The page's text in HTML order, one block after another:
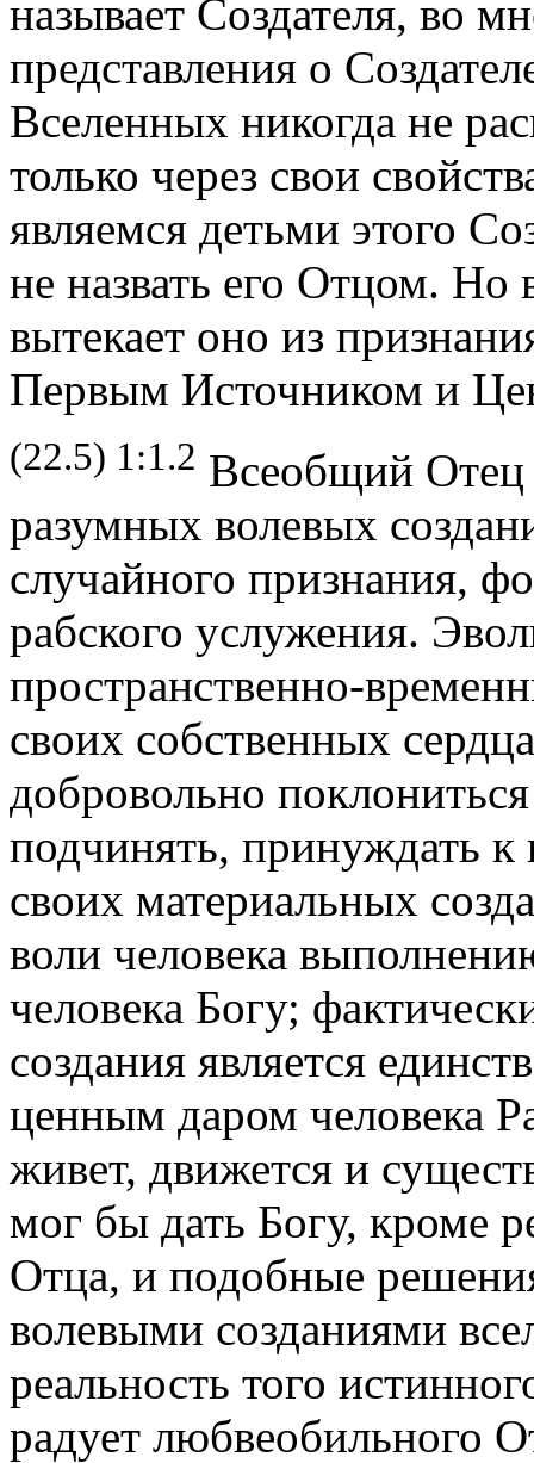
называет Создателя, во
представления о
Вселенных никогда не
только через свои
являемся детьми этого
не назвать его Отцом.
вытекает оно из
Первым Источником и
(22.5) 1:1.2 Всеобщий Отец
разумных волевых
случайного признания,
рабского услужения.
пространственно-
своих собственных
добровольно
подчинять, принуждать
своих материальных
воли человека
человека Богу;
создания является
ценным даром человека
живет, движется и
мог бы дать Богу, кроме
Отца, и подобные
волевыми созданиями
реальность того
радует любвеобильного